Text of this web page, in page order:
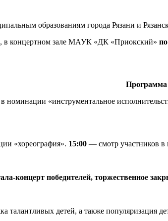
образованиям города Рязани и
в концертном зале МАУК «ДК «Приокский»
Программа
номинации «инструментальное
«хореография». 15:00 — смотр участников в
концерт победителей, торжественное
детей, а также популяризация